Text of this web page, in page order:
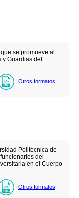
se promueve al
Guardias del
Otros formatos
Politécnica de
del
en el Cuerpo
Otros formatos